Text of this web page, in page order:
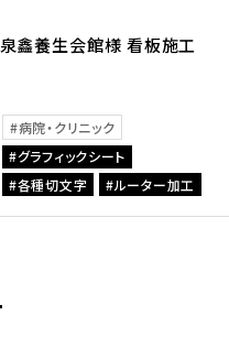
泉鑫養生会館様 看板施工
病院・クリニック
グラフィックシート
各種切文字
ルーター加工